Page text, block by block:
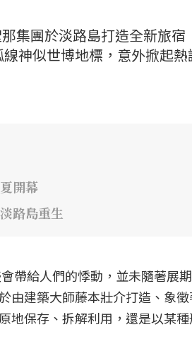
集團於淡路島打造全新旅宿
神似世博地標，意外掀起熱
開幕
路島重生
帶給人們的悸動，並未隨著展
由建築大師藤本壯介打造、象
地保存、拆解利用，還是以某